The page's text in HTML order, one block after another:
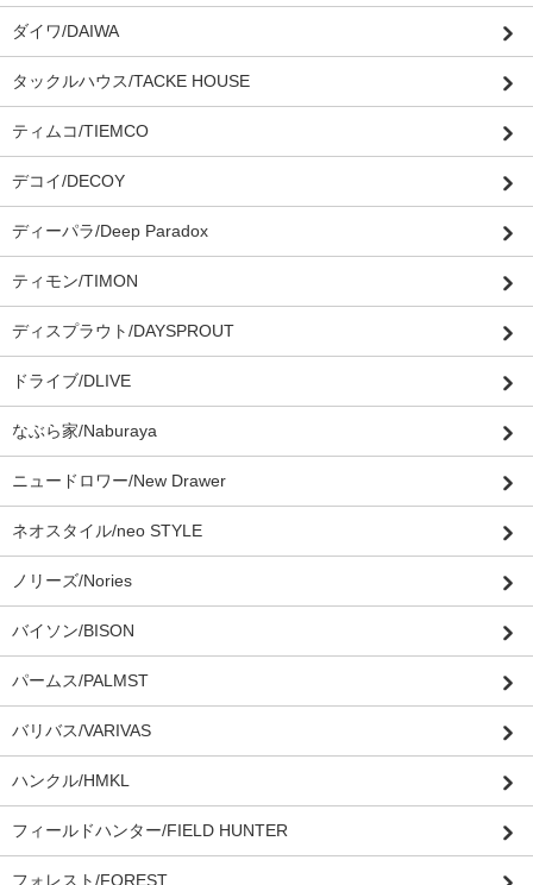
ダイワ/DAIWA
タックルハウス/TACKE HOUSE
ティムコ/TIEMCO
デコイ/DECOY
ディーパラ/Deep Paradox
ティモン/TIMON
ディスプラウト/DAYSPROUT
ドライブ/DLIVE
なぶら家/Naburaya
ニュードロワー/New Drawer
ネオスタイル/neo STYLE
ノリーズ/Nories
バイソン/BISON
パームス/PALMST
バリバス/VARIVAS
ハンクル/HMKL
フィールドハンター/FIELD HUNTER
フォレスト/FOREST